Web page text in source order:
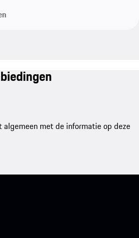
algemeen met de informatie op deze